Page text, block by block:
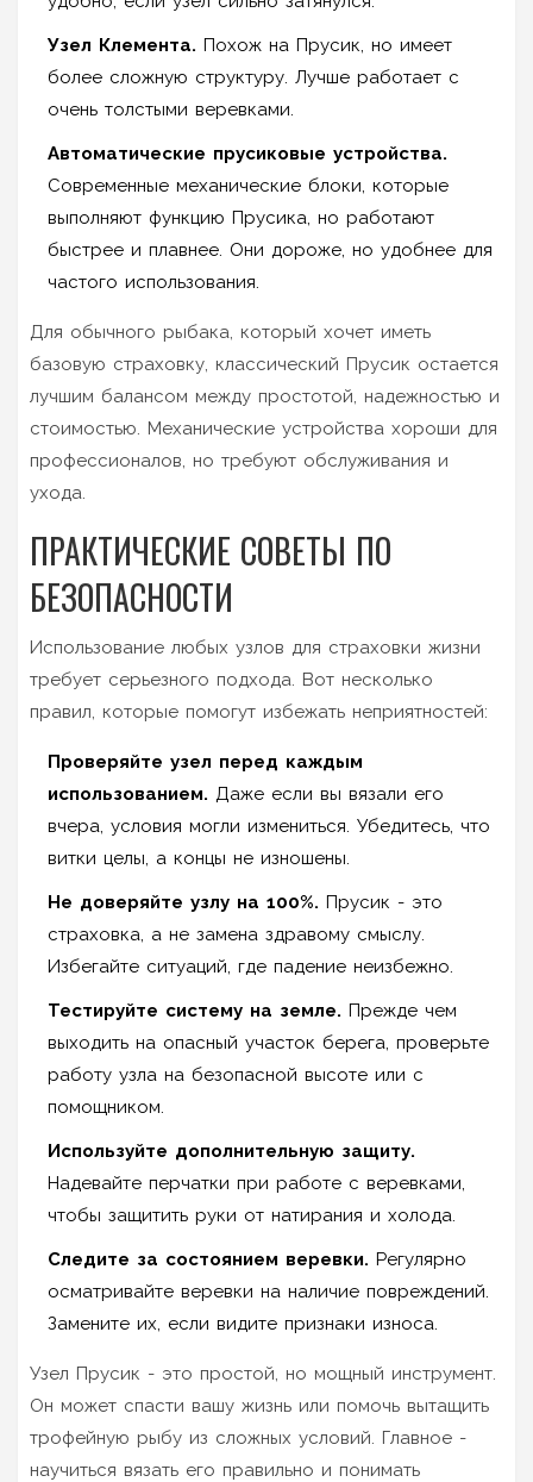
Узел Клемента. Похож на Прусик, но имеет
более сложную структуру. Лучше работает с
очень толстыми веревками.
Автоматические прусиковые устройства.
Современные механические блоки, которые
выполняют функцию Прусика, но работают
быстрее и плавнее. Они дороже, но удобнее для
частого использования.
Для обычного рыбака, который хочет иметь
базовую страховку, классический Прусик остается
лучшим балансом между простотой, надежностью и
стоимостью. Механические устройства хороши для
профессионалов, но требуют обслуживания и
ухода.
ПРАКТИЧЕСКИЕ СОВЕТЫ ПО
БЕЗОПАСНОСТИ
Использование любых узлов для страховки жизни
требует серьезного подхода. Вот несколько
правил, которые помогут избежать неприятностей:
Проверяйте узел перед каждым
использованием. Даже если вы вязали его
вчера, условия могли измениться. Убедитесь, что
витки целы, а концы не изношены.
Не доверяйте узлу на 100%. Прусик - это
страховка, а не замена здравому смыслу.
Избегайте ситуаций, где падение неизбежно.
Тестируйте систему на земле. Прежде чем
выходить на опасный участок берега, проверьте
работу узла на безопасной высоте или с
помощником.
Используйте дополнительную защиту.
Надевайте перчатки при работе с веревками,
чтобы защитить руки от натирания и холода.
Следите за состоянием веревки. Регулярно
осматривайте веревки на наличие повреждений.
Замените их, если видите признаки износа.
Узел Прусик - это простой, но мощный инструмент.
Он может спасти вашу жизнь или помочь вытащить
трофейную рыбу из сложных условий. Главное -
научиться вязать его правильно и понимать